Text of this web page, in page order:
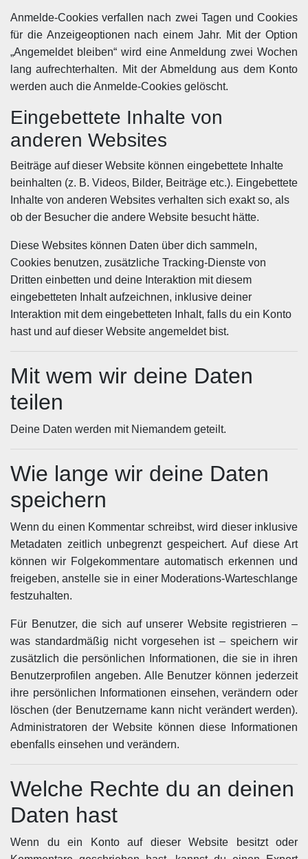
Anmelde-Cookies verfallen nach zwei Tagen und Cookies
für die Anzeigeoptionen nach einem Jahr. Mit der Option
„Angemeldet bleiben“ wird eine Anmeldung zwei Wochen
lang aufrechterhalten. Mit der Abmeldung aus dem Konto
werden auch die Anmelde-Cookies gelöscht.
Eingebettete Inhalte von
anderen Websites
Beiträge auf dieser Website können eingebettete Inhalte
beinhalten (z. B. Videos, Bilder, Beiträge etc.). Eingebettete
Inhalte von anderen Websites verhalten sich exakt so, als
ob der Besucher die andere Website besucht hätte.
Diese Websites können Daten über dich sammeln,
Cookies benutzen, zusätzliche Tracking-Dienste von
Dritten einbetten und deine Interaktion mit diesem
eingebetteten Inhalt aufzeichnen, inklusive deiner
Interaktion mit dem eingebetteten Inhalt, falls du ein Konto
hast und auf dieser Website angemeldet bist.
Mit wem wir deine Daten
teilen
Deine Daten werden mit Niemandem geteilt.
Wie lange wir deine Daten
speichern
Wenn du einen Kommentar schreibst, wird dieser inklusive
Metadaten zeitlich unbegrenzt gespeichert. Auf diese Art
können wir Folgekommentare automatisch erkennen und
freigeben, anstelle sie in einer Moderations-Warteschlange
festzuhalten.
Für Benutzer, die sich auf unserer Website registrieren –
was standardmäßig nicht vorgesehen ist – speichern wir
zusätzlich die persönlichen Informationen, die sie in ihren
Benutzerprofilen angeben. Alle Benutzer können jederzeit
ihre persönlichen Informationen einsehen, verändern oder
löschen (der Benutzername kann nicht verändert werden).
Administratoren der Website können diese Informationen
ebenfalls einsehen und verändern.
Welche Rechte du an deinen
Daten hast
Wenn du ein Konto auf dieser Website besitzt oder